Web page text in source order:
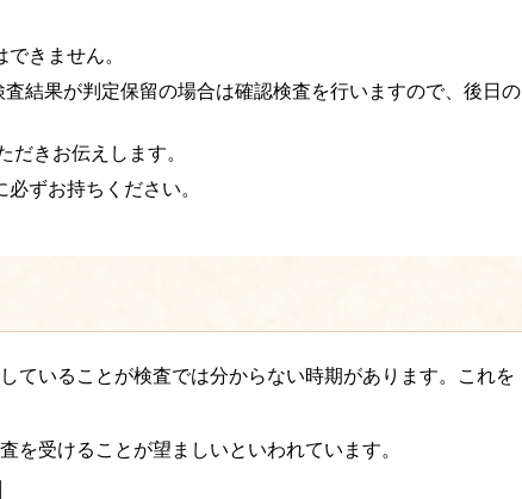
きません。
結果が判定保留の場合は確認検査を行いますので、後日の
だきお伝えします。
ずお持ちください。
ていることが検査では分からない時期があります。これを
を受けることが望ましいといわれています。